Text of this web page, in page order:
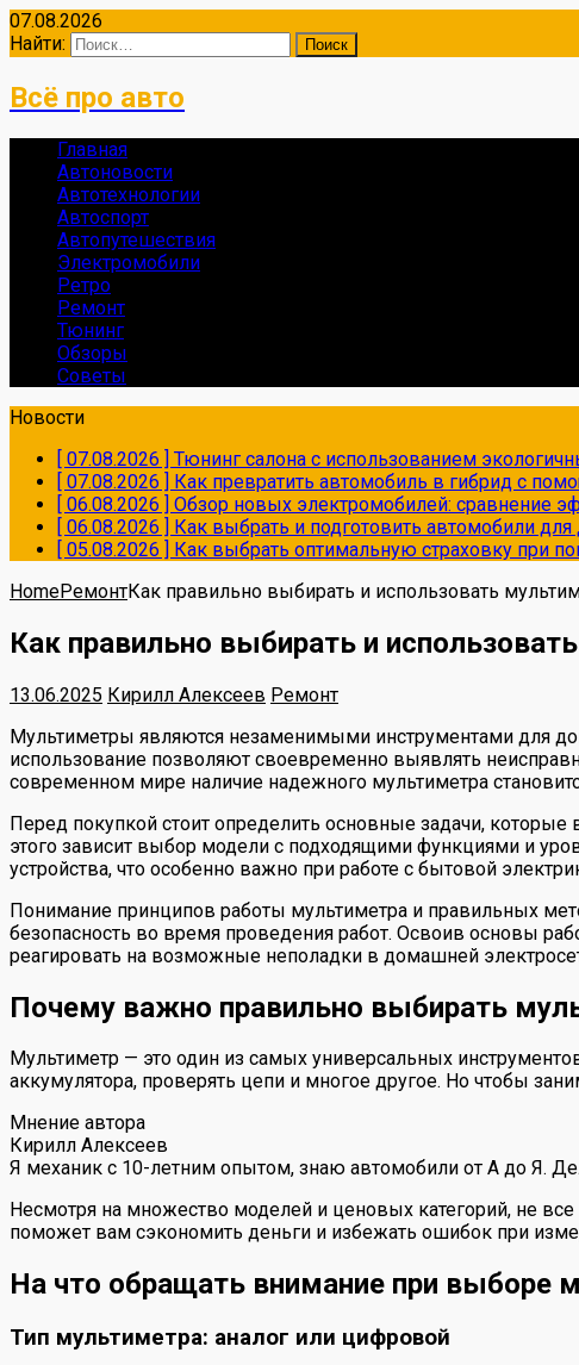
07.08.2026
Найти:
Всё про авто
Главная
Автоновости
Автотехнологии
Автоспорт
Автопутешествия
Электромобили
Ретро
Ремонт
Тюнинг
Обзоры
Советы
Новости
[ 07.08.2026 ] Тюнинг салона с использованием
[ 07.08.2026 ] Как превратить автомобиль в гибрид с
[ 06.08.2026 ] Обзор новых электромобилей: сравнение
[ 06.08.2026 ] Как выбрать и подготовить автомобили
[ 05.08.2026 ] Как выбрать оптимальную страховку при
HomeРемонтКак правильно выбирать и использовать
Как правильно выбирать и
13.06.2025 Кирилл Алексеев Ремонт
Мультиметры являются незаменимыми инструментами для
использование позволяют своевременно выявлять
современном мире наличие надежного мультиметра
Перед покупкой стоит определить основные задачи,
этого зависит выбор модели с подходящими функциями и
устройства, что особенно важно при работе с бытовой
Понимание принципов работы мультиметра и правильных
безопасность во время проведения работ. Освоив основы
реагировать на возможные неполадки в домашней
Почему важно правильно выбирать
Мультиметр — это один из самых универсальных
аккумулятора, проверять цепи и многое другое. Но чтобы
Мнение автора
Кирилл Алексеев
Я механик с 10-летним опытом, знаю автомобили от А до Я.
Несмотря на множество моделей и ценовых категорий, не
поможет вам сэкономить деньги и избежать ошибок при
На что обращать внимание при выборе
Тип мультиметра: аналог или цифровой